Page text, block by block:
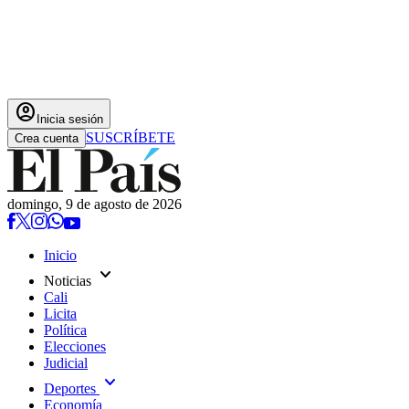
account_circle Inicia sesión
Crea cuenta SUSCRÍBETE
domingo, 9 de agosto de 2026
Inicio
Noticias expand_more
Cali
Licita
Política
Elecciones
Judicial
Deportes expand_more
Economía